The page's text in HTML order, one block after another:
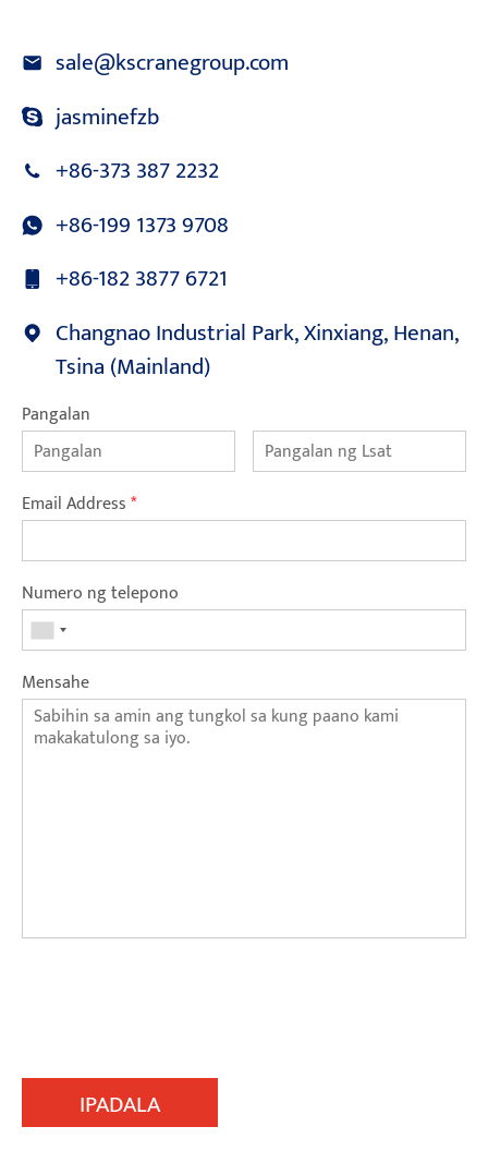
sale@kscranegroup.com
jasminefzb
+86-373 387 2232
+86-199 1373 9708
+86-182 3877 6721
Changnao Industrial Park, Xinxiang, Henan,
Tsina (Mainland)
Pangalan
Email Address*
Numero ng telepono
Mensahe
IPADALA